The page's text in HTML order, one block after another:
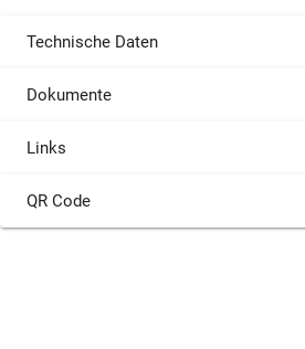
Technische Daten
Dokumente
Links
QR Code